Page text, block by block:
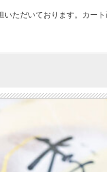
ただいております。カー